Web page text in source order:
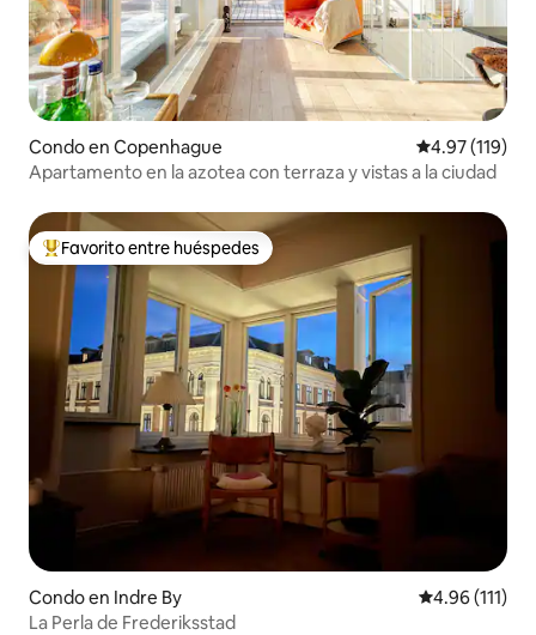
Condo en Copenhague Calificación
4.97 (119)
Apartamento en la azotea con terraza y vistas a la ciudad
Favorito entre huéspedes preferido
Favorito entre huéspedes
Condo en Indre By Calificación
4.96 (111)
La Perla de Frederiksstad